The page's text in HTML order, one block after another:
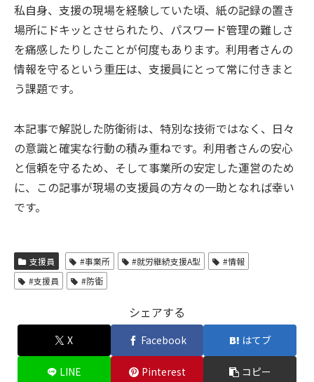
私自身、支援の現場を経験していた頃、紙の記録の置き
場所にドキッとさせられたり、パスワード管理の難しさ
を痛感したりしたことが何度もあります。利用者さんの
情報を守るという重圧は、支援員にとって常に付きまと
う課題です。
本記事で解説した防衛術は、特別な技術ではなく、日々
の意識と確実な行動の積み重ねです。利用者さんの安心
と信頼を守るため、そして事業所の安定した運営のため
に、この記事が現場の支援員の方々の一助となれば幸い
です。
支援員 #事業所 #就労継続支援A型
#情報
#支援員
#防衛
シェアする
X Facebook はてブ
LINE Pinterest コピー